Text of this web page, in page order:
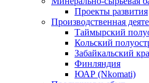
Проекты развития
Производственная
Таймырский
Кольский
Забайкальский
Финляндия
ЮАР (Nkomati)